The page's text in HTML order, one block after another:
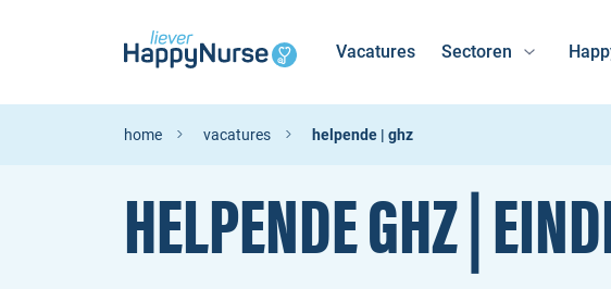
Vacatures Sectoren
home vacatures helpende | ghz
HELPENDE GHZ |